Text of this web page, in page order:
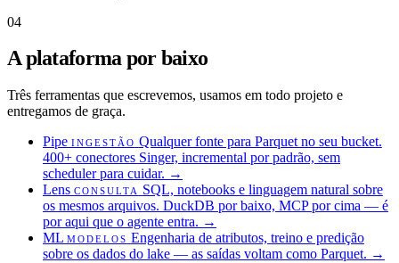
04
A plataforma por baixo
Três ferramentas que escrevemos, usamos em todo projeto e
entregamos de graça.
Pipe INGESTÃO Qualquer fonte para Parquet no seu bucket.
400+ conectores Singer, incremental por padrão, sem
scheduler para cuidar. →
Lens CONSULTA
SQL, notebooks e linguagem natural sobre
os mesmos arquivos. DuckDB por baixo, MCP por cima — é
por aqui que o agente entra. →
ML MODELOS Engenharia de atributos, treino e predição
sobre os dados do lake — as saídas voltam como Parquet. →